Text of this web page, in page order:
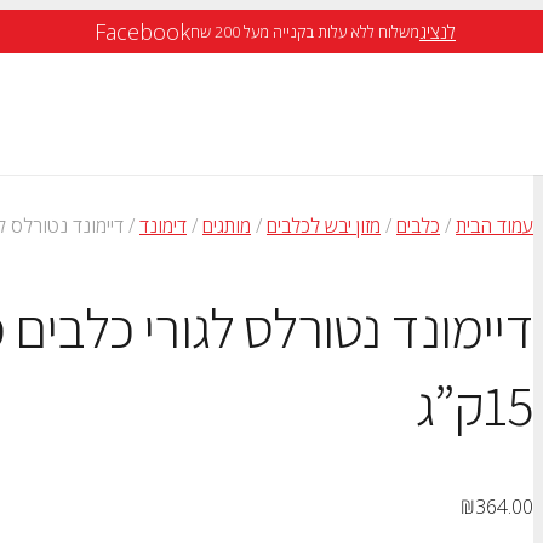
לנציגמשלוח ללא עלות בקנייה מעל 200 שח Facebook
עמוד הבית/ כלבים/ מזון יבש לכלבים/ מותגים/דימונד/ דיימונד נטורלס
דיימונד נטורלס לגורי
15ק”ג
₪364.00